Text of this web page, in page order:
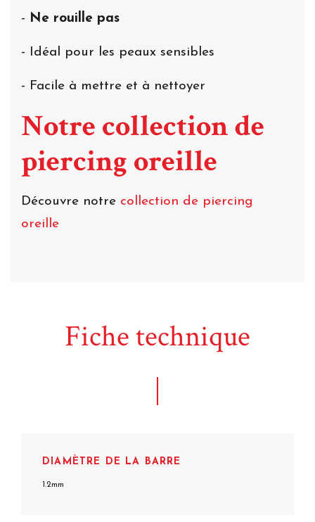
- Ne rouille pas
- Idéal pour les peaux sensibles
- Facile à mettre et à nettoyer
Notre collection de
piercing oreille
Découvre notre collection de piercing
oreille
Fiche technique
DIAMÈTRE DE LA BARRE
1.2mm